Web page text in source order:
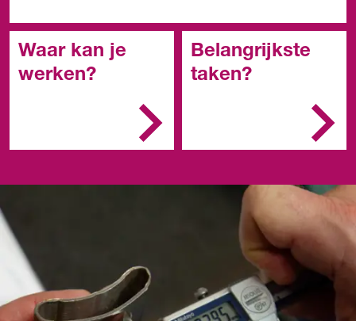
Waar kan je
werken?
Toeleveringsbedrijven, de
machinebouw-bedrijven,
transportmiddelenindustri
Belangrijkste
taken?
onderdelen
Je meet en
controleert het
product en/of
onderdeel
Je rondt de
werkzaamheden af en
levert het
(metaal)product op